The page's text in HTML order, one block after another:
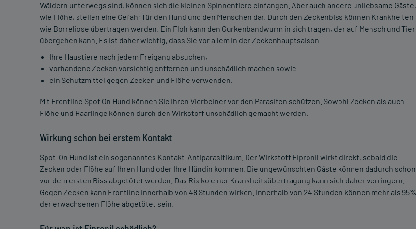
Wäldern unterwegs sind, können sich die kleinen Spinnentiere einfangen. Aber auch andere unliebsame Gäste,
wie Flöhe, stellen eine Gefahr für den Hund und den Menschen dar. Durch den Zeckenbiss können Krankheiten
wie Borreliose übertragen werden. Ein Floh kann den Gurkenbandwurm in sich tragen, der auf Mensch und Tier
übergehen kann. Es ist daher wichtig, dass Sie vor allem in der Zeckenhauptsaison
Ihre Haustiere nach jedem Freigang absuchen,
vorhandene Zecken vorsichtig entfernen und unschädlich machen sowie
ein Schutzmittel gegen Zecken und Flöhe verwenden.
Mit Frontline Spot On Hund können Sie Ihren Vierbeiner vor den Parasiten schützen. Sowohl Zecken als auch
Flöhe und Haarlinge können durch den Wirkstoff unschädlich gemacht werden.
Wirkung schon bei erstem Kontakt
Spot-On Hund ist ein sogenanntes Kontakt-Antiparasitikum. Der Wirkstoff Fipronil wirkt direkt, sobald die
Zecken oder Flöhe auf Ihren Hund oder Ihre Hündin kommen. Die ungewünschten Gäste können dadurch schon
vor dem ersten Biss abgetötet werden. Das Risiko einer Krankheitsübertragung kann sich daher verringern.
Gegen Zecken kann Frontline innerhalb von 48 Stunden wirken. Innerhalb von 24 Stunden können mehr als 95%
der erwachsenen Flöhe abgetötet sein.